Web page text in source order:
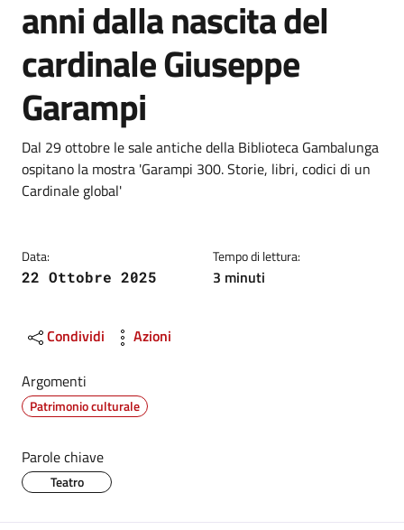
anni dalla nascita del
cardinale Giuseppe
Garampi
Dettagli
Descrizione breve
Dal 29 ottobre le sale antiche della Biblioteca Gambalunga
ospitano la mostra 'Garampi 300. Storie, libri, codici di un
Cardinale global'
Data:
22 Ottobre 2025
Tempo di lettura:
3 minuti
Condividi Azioni
Argomenti
Patrimonio culturale
Parole chiave
Teatro